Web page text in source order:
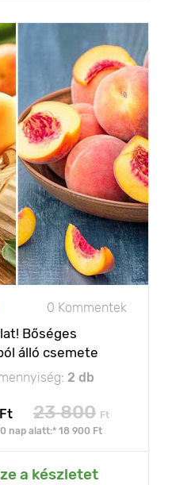
0 Kommentek
Bőséges
álló csemete
2 db
Ft 23 800 Ft
nap alatt:* 18 900 Ft
a készletet